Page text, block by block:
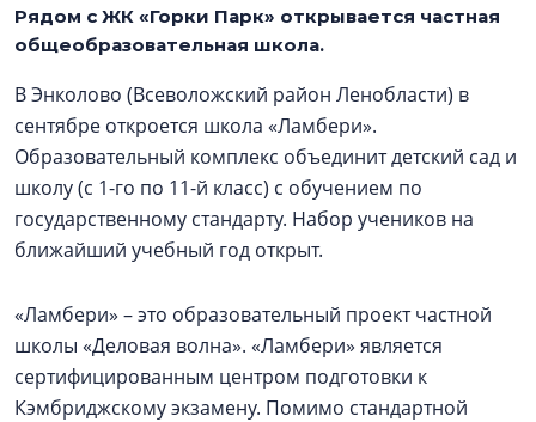
Рядом с ЖК «Горки Парк» открывается частная
общеобразовательная школа.
В Энколово (Всеволожский район Ленобласти) в
сентябре откроется школа «Ламбери».
Образовательный комплекс объединит детский сад и
школу (с 1-го по 11-й класс) с обучением по
государственному стандарту. Набор учеников на
ближайший учебный год открыт.
«Ламбери» – это образовательный проект частной
школы «Деловая волна». «Ламбери» является
сертифицированным центром подготовки к
Кэмбриджскому экзамену. Помимо стандартной